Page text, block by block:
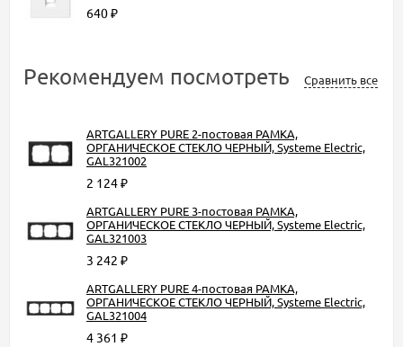
640₽
Рекомендуем посмотреть Сравнить все
ARTGALLERY PURE 2-постовая РАМКА,
ОРГАНИЧЕСКОЕ СТЕКЛО ЧЕРНЫЙ, Systeme Electric,
GAL321002
2 124₽
ARTGALLERY PURE 3-постовая РАМКА,
ОРГАНИЧЕСКОЕ СТЕКЛО ЧЕРНЫЙ, Systeme Electric,
GAL321003
3 242 ₽
ARTGALLERY PURE 4-постовая РАМКА,
ОРГАНИЧЕСКОЕ СТЕКЛО ЧЕРНЫЙ, Systeme Electric,
GAL321004
4 361 ₽